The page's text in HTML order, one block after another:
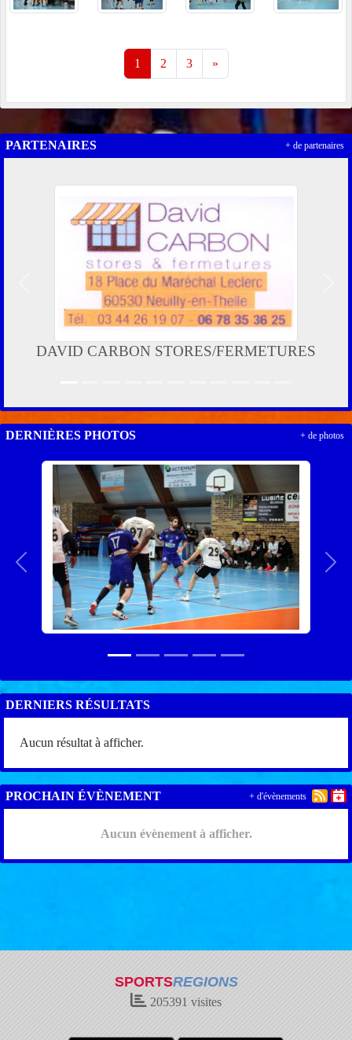
1 2 3 »
PARTENAIRES
DAVID CARBON STORES/FERMETURES
+ de partenaires
DERNIÈRES PHOTOS
Précedent
+ de photos
DERNIERS RÉSULTATS
Aucun résultat à afficher.
PROCHAIN ÉVÈNEMENT
Aucun évènement à afficher.
+ d'évènements
SPORTSREGIONS
205391 visites